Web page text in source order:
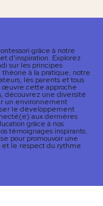
grâce à notre
d'inspiration. Explorez
sur les principes
à la pratique, notre
les parents et tous
œuvre cette approche
découvrez une diversité
un environnement
le développement
aux dernières
grâce à nos
témoignages inspirants.
pour promouvoir une
le respect du rythme